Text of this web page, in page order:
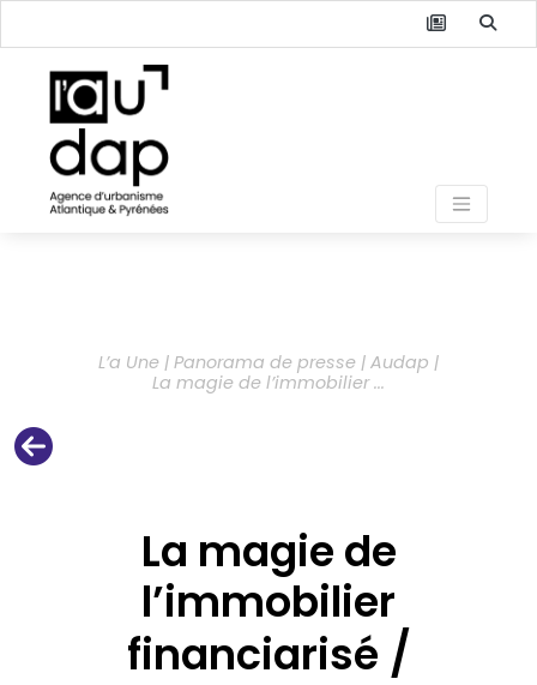
L’a Une | Panorama de presse | Audap |
La magie de l’immobilier ...
La magie de
l’immobilier
financiarisé